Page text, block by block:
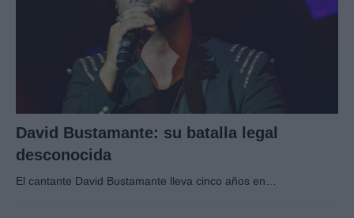
David Bustamante: su batalla legal
desconocida
El cantante David Bustamante lleva cinco años en…